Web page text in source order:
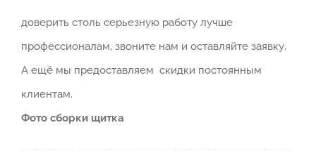
доверить столь серьезную работу лучше
профессионалам, звоните нам и оставляйте заявку.
А ещё мы предоставляем скидки постоянным
клиентам.
Фото сборки щитка